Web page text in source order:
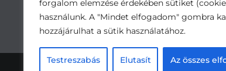
forgalom elemzése érdekében sütiket
használunk. A "Mindet elfogadom" gombra
hozzájárulhat a sütik használatához.
Testreszabás Elutasít Az összes
Cím:5743 Lőkösháza, Eleki